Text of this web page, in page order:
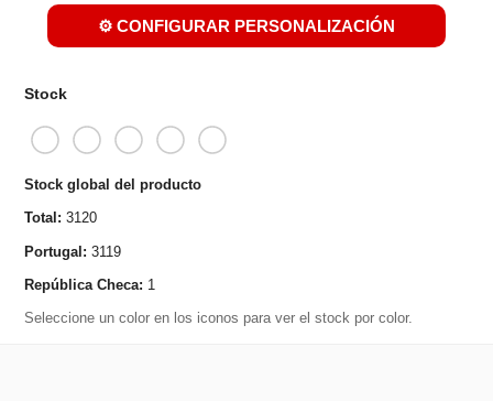
⚙️ CONFIGURAR PERSONALIZACIÓN
Stock
Stock global del producto
Total: 3120
Portugal: 3119
República Checa: 1
Seleccione un color en los iconos para ver el stock por color.